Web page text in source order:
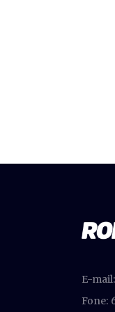
E-mail:
Fone: